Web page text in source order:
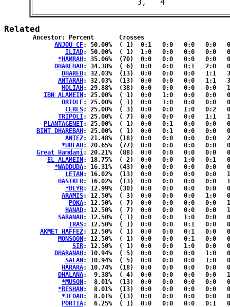
Related
ANJOU CF: 50.00%	( 1)  0:1   0:0   0:0   0:0   0:0  { 0:0 }
ILIAD: 50.00%	( 1)  1:0   0:0   0:0   0:0   0:0  { 0:0 }
*HAMRAH : 35.06%	(70)  0:0   0:0   0:0   0:0   0:0  {25:45}
DHAREBAH : 34.38%	( 6)  0:0   0:0   0:1   2:0   0:3  { 0:0 }
DHAREB: 32.03%	(13)  0:0   0:0   0:0   1:1   3:1  { 1:6 }
ANTARAH : 32.03%	(13)  0:0   0:0   0:0   1:1   3:1  { 1:6 }
MOLIAH : 29.88%	(38)  0:0   0:0   0:0   0:0   1:1  {13:23}
IBN ALAMEIN : 25.00%	( 1)  0:0   1:0   0:0   0:0   0:0  { 0:0 }
ORIOLE: 25.00%	( 1)  0:0   1:0   0:0   0:0   0:0  { 0:0 }
CERES: 25.00%	( 3)  0:0   0:0   1:0   0:2   0:0  { 0:0 }
TRIPOLI: 25.00%	( 7)  0:0   0:0   0:0   1:1   1:2  { 0:2 }
PLANTAGENET: 25.00%	( 1)  0:0   0:1   0:0   0:0   0:0  { 0:0 }
BINT DHAREBAH : 25.00%	( 1)  0:0   0:1   0:0   0:0   0:0  { 0:0 }
ANTEZ: 21.48%	(18)  0:0   0:0   0:0   0:0   2:1  { 5:10}
*URFAH : 20.65%	(77)  0:0   0:0   0:0   0:0   0:0  {27:50}
Great Hamdani: 20.21%	(88)  0:0   0:0   0:0   0:0   0:0  {32:56}
EL ALAMEIN : 18.75%	( 2)  0:0   0:0   1:0   0:1   0:0  { 0:0 }
*WADDUDA: 16.31%	(43)  0:0   0:0   0:0   0:0   0:0  {16:27}
LETAN : 16.02%	(13)  0:0   0:0   0:0   0:0   1:1  { 4:7 }
HASIKER: 16.02%	(13)  0:0   0:0   0:0   0:0   1:1  { 4:7 }
*DEYR: 12.99%	(30)  0:0   0:0   0:0   0:0   0:0  {11:19}
ARAMIS: 12.50%	( 3)  0:0   0:0   0:0   1:0   0:2  { 0:0 }
POKA: 12.50%	( 7)  0:0   0:0   0:0   0:0   1:1  { 1:4 }
HANAD: 12.50%	( 7)  0:0   0:0   0:0   0:0   1:1  { 1:4 }
SARANAH : 12.50%	( 1)  0:0   0:0   1:0   0:0   0:0  { 0:0 }
IRAS: 12.50%	( 1)  0:0   0:0   0:1   0:0   0:0  { 0:0 }
AKMET HAFFEZ: 12.50%	( 1)  0:0   0:0   0:1   0:0   0:0  { 0:0 }
MONSOON : 12.50%	( 1)  0:0   0:0   0:1   0:0   0:0  { 0:0 }
SIR: 12.50%	( 1)  0:0   0:0   1:0   0:0   0:0  { 0:0 }
DHARANAH : 10.94%	( 5)  0:0   0:0   0:0   1:0   0:0  { 1:3 }
SALAN : 10.94%	( 5)  0:0   0:0   0:0   1:0   0:0  { 1:3 }
HARARA: 10.74%	(18)  0:0   0:0   0:0   0:0   0:0  { 7:11}
DHALANA:  9.38%	( 4)  0:0   0:0   0:0   0:0   1:1  { 0:2 }
*MUSON :  8.01%	(13)  0:0   0:0   0:0   0:0   0:0  { 5:8 }
*RESHAN :  8.01%	(13)  0:0   0:0   0:0   0:0   0:0  { 5:8 }
*JEDAH :  8.01%	(13)  0:0   0:0   0:0   0:0   0:0  { 5:8 }
PORTIA:  6.25%	( 1)  0:0   0:0   0:0   0:1   0:0  { 0:0 }